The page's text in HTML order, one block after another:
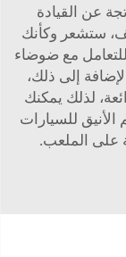
عن القيادة
ستشعر وكأنك
مع ضوضاء
إلى ذلك،
لذلك يمكنك
الأنيق للسيارات
على الملعب.